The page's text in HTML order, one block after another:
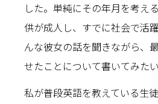
した。単純にその年月を考え
供が成人し、すでに社会で活
んな彼女の話を聞きながら、
せたことについて書いてみたい
私が普段英語を教えている生